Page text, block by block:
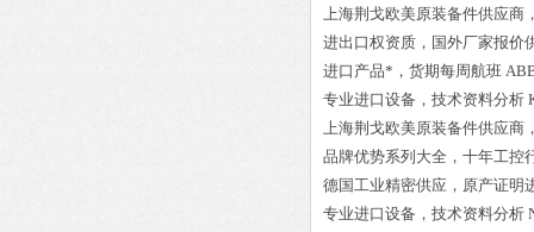
上海荆戈欧美原装备件供应商
进出口权资质，国外厂家报价
进口产品*，货期每周航班
专业进口设备，技术资料分析
上海荆戈欧美原装备件供应商
品牌优势系列大全，十年工控
德国工业精密供应，原产证明
专业进口设备，技术资料分析